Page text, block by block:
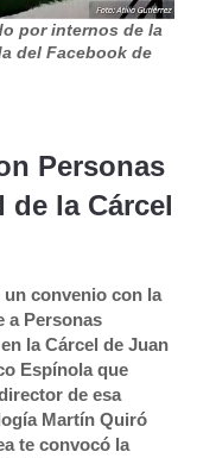
por internos de la
del Facebook de
Personas
de la Cárcel
un convenio con la
a Personas
la Cárcel de Juan
Espínola que
de esa
Martín Quiró
te convocó la